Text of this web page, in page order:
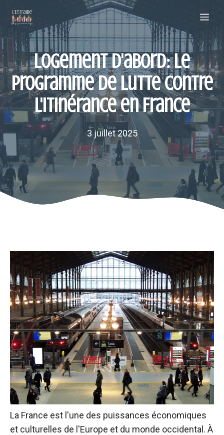
contenu
Logement d'abord: le
programme de lutte contre
l'itinérance en France
3 juillet 2025
La France est l'une des puissances économiques
et culturelles de l'Europe et du monde occidental. À